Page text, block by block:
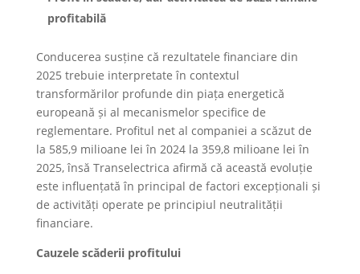
profitabilă
Conducerea susține că rezultatele financiare din
2025 trebuie interpretate în contextul
transformărilor profunde din piața energetică
europeană și al mecanismelor specifice de
reglementare. Profitul net al companiei a scăzut de
la 585,9 milioane lei în 2024 la 359,8 milioane lei în
2025, însă Transelectrica afirmă că această evoluție
este influențată în principal de factori excepționali și
de activități operate pe principiul neutralității
financiare.
Cauzele scăderii profitului